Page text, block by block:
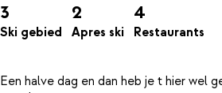
3
Ski gebied
2
Apres ski
4
Restaurants
Een halve dag en dan heb je t hier wel